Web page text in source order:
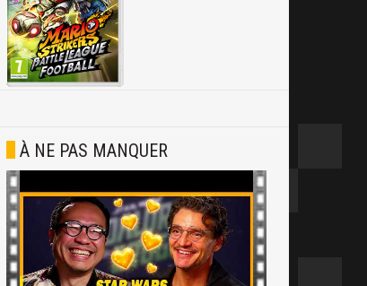
À NE PAS MANQUER